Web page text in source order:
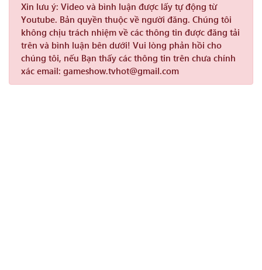
Xin lưu ý: Video và bình luận được lấy tự động từ
Youtube. Bản quyền thuộc về người đăng. Chúng tôi
không chịu trách nhiệm về các thông tin được đăng tải
trên và bình luận bên dưới! Vui lòng phản hồi cho
chúng tôi, nếu Bạn thấy các thông tin trên chưa chính
xác email: gameshow.tvhot@gmail.com